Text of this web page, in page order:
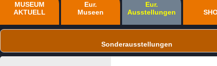
MUSEUM
AKTUELL
Eur.
Museen
Eur.
Ausstellungen
Sonderausstellungen